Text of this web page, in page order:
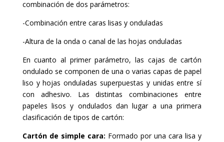
combinación de dos parámetros:
-Combinación entre caras lisas y onduladas
-Altura de la onda o canal de las hojas onduladas
En cuanto al primer parámetro, las cajas de cartón
ondulado se componen de una o varias capas de papel
liso y hojas onduladas superpuestas y unidas entre sí
con adhesivo. Las distintas combinaciones entre
papeles lisos y ondulados dan lugar a una primera
clasificación de tipos de cartón:
Cartón de simple cara: Formado por una cara lisa y